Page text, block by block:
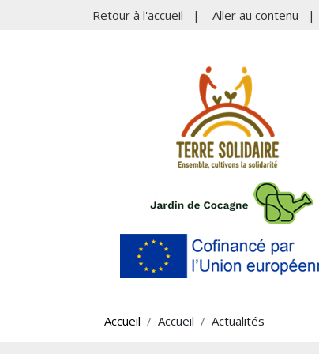
Retour à l'accueil | Aller au contenu |
Accueil Accueil Actualités